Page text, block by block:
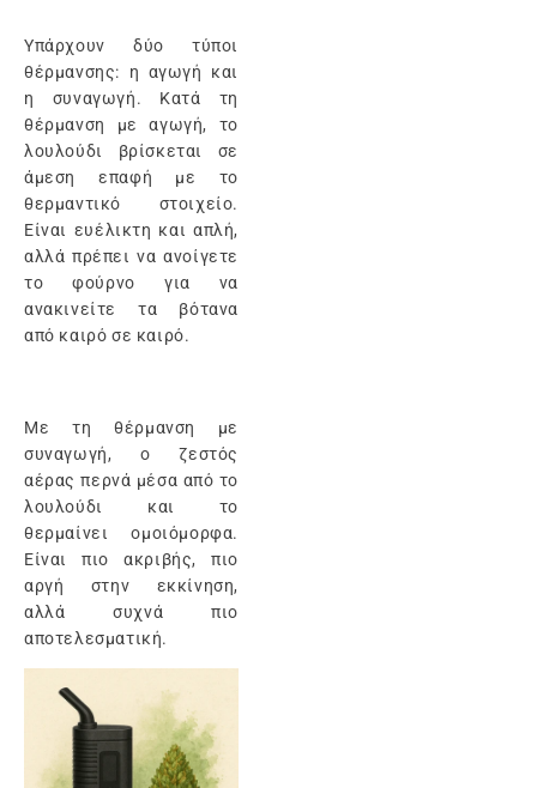
Υπάρχουν δύο τύποι
θέρμανσης: η αγωγή και
η συναγωγή. Κατά τη
θέρμανση με αγωγή, το
λουλούδι βρίσκεται σε
άμεση επαφή με το
θερμαντικό στοιχείο.
Είναι ευέλικτη και απλή,
αλλά πρέπει να ανοίγετε
το φούρνο για να
ανακινείτε τα βότανα
από καιρό σε καιρό.
Με τη θέρμανση με
συναγωγή, ο ζεστός
αέρας περνά μέσα από το
λουλούδι και το
θερμαίνει ομοιόμορφα.
Είναι πιο ακριβής, πιο
αργή στην εκκίνηση,
αλλά συχνά πιο
αποτελεσματική.